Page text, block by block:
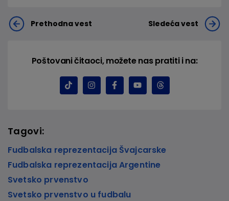
Prethodna vest Sledeća vest
Poštovani čitaoci, možete nas pratiti i na:
Tagovi:
Fudbalska reprezentacija Švajcarske
Fudbalska reprezentacija Argentine
Svetsko prvenstvo
Svetsko prvenstvo u fudbalu